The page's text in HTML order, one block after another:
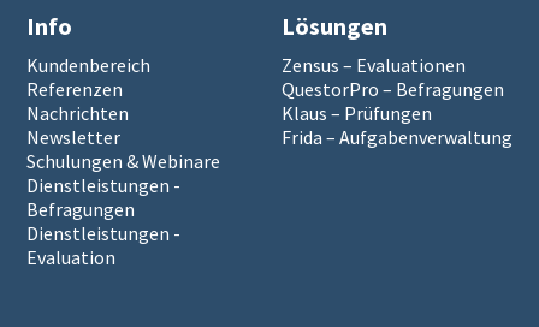
Info
Kundenbereich
Referenzen
Nachrichten
Newsletter
Schulungen & Webinare
Dienstleistungen -
Befragungen
Dienstleistungen -
Evaluation
Lösungen
Zensus – Evaluationen
QuestorPro – Befragungen
Klaus – Prüfungen
Frida – Aufgabenverwaltung